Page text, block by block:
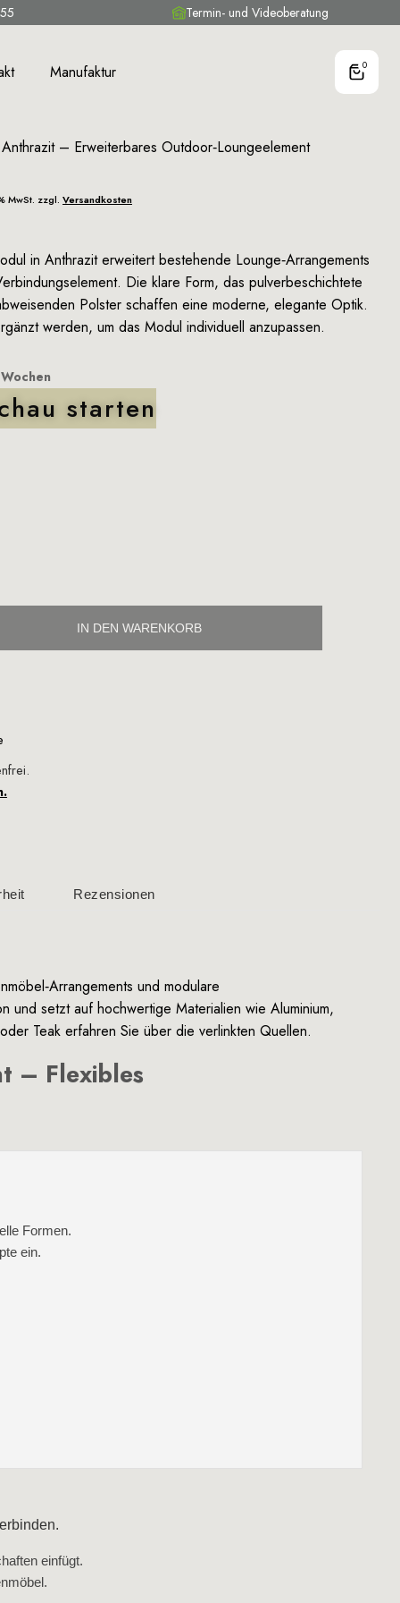
Termin- und Videoberatung
Manufaktur 0
– Erweiterbares Outdoor‑Loungeelement
MwSt. zzgl. Versandkosten
in Anthrazit erweitert bestehende Lounge‑Arrangements
Die klare Form, das pulverbeschichtete
Polster schaffen eine moderne, elegante Optik.
werden, um das Modul individuell anzupassen.
starten
IN DEN WARENKORB
Rezensionen
und modulare
und setzt auf hochwertige Materialien wie Aluminium,
oder Teak erfahren Sie über die verlinkten Quellen.
– Flexibles
Formen.
ein.
einfügt.